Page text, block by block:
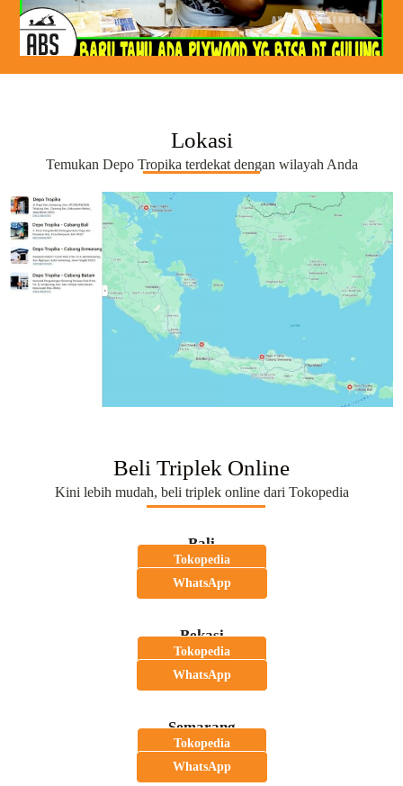
Lokasi
Temukan Depo Tropika terdekat dengan wilayah Anda
Beli Triplek Online
Kini lebih mudah, beli triplek online dari Tokopedia
Bali
Tokopedia
WhatsApp
Bekasi
Tokopedia
WhatsApp
Semarang
Tokopedia
WhatsApp